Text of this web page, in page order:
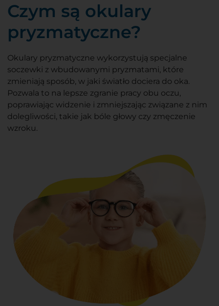
Czym są okulary
pryzmatyczne?
Okulary pryzmatyczne wykorzystują specjalne
soczewki z wbudowanymi pryzmatami, które
zmieniają sposób, w jaki światło dociera do oka.
Pozwala to na lepsze zgranie pracy obu oczu,
poprawiając widzenie i zmniejszając związane z nim
dolegliwości, takie jak bóle głowy czy zmęczenie
wzroku.